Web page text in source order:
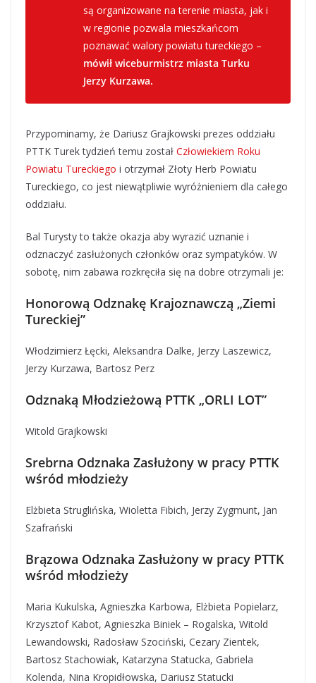
są organizowane na terenie miasta, jak i
w regionie pozwala mieszkańcom
poznawać walory powiatu tureckiego –
mówił wiceburmistrz miasta Turku
Jerzy Kurzawa.
Przypominamy, że Dariusz Grajkowski prezes oddziału
PTTK Turek tydzień temu został Człowiekiem Roku
Powiatu Tureckiego i otrzymał Złoty Herb Powiatu
Tureckiego, co jest niewątpliwie wyróżnieniem dla całego
oddziału.
Bal Turysty to także okazja aby wyrazić uznanie i
odznaczyć zasłużonych członków oraz sympatyków. W
sobotę, nim zabawa rozkręciła się na dobre otrzymali je:
Honorową Odznakę Krajoznawczą „Ziemi
Tureckiej”
Włodzimierz Łęcki, Aleksandra Dalke, Jerzy Laszewicz,
Jerzy Kurzawa, Bartosz Perz
Odznaką Młodzieżową PTTK „ORLI LOT”
Witold Grajkowski
Srebrna Odznaka Zasłużony w pracy PTTK
wśród młodzieży
Elżbieta Struglińska, Wioletta Fibich, Jerzy Zygmunt, Jan
Szafrański
Brązowa Odznaka Zasłużony w pracy PTTK
wśród młodzieży
Maria Kukulska, Agnieszka Karbowa, Elżbieta Popielarz,
Krzysztof Kabot, Agnieszka Biniek – Rogalska, Witold
Lewandowski, Radosław Szociński, Cezary Zientek,
Bartosz Stachowiak, Katarzyna Statucka, Gabriela
Kolenda, Nina Kropidłowska, Dariusz Statucki